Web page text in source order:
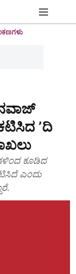
ʼದಿ
ಕೂಡಿದ
ಎಂದು